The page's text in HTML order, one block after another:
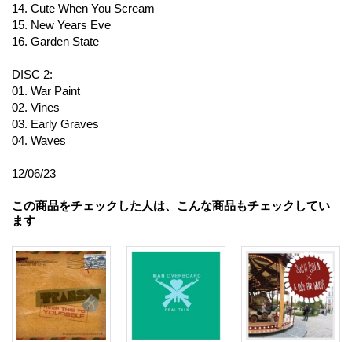
14. Cute When You Scream
15. New Years Eve
16. Garden State
DISC 2:
01. War Paint
02. Vines
03. Early Graves
04. Waves
12/06/23
この商品をチェックした人は、こんな商品もチェックしてい
ます